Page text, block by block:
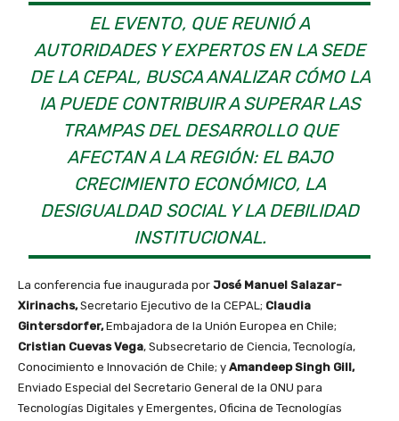
EL EVENTO, QUE REUNIÓ A
AUTORIDADES Y EXPERTOS EN LA SEDE
DE LA CEPAL, BUSCA ANALIZAR CÓMO LA
IA PUEDE CONTRIBUIR A SUPERAR LAS
TRAMPAS DEL DESARROLLO QUE
AFECTAN A LA REGIÓN: EL BAJO
CRECIMIENTO ECONÓMICO, LA
DESIGUALDAD SOCIAL Y LA DEBILIDAD
INSTITUCIONAL.
La conferencia fue inaugurada por José Manuel Salazar-
Xirinachs,Secretario Ejecutivo de la CEPAL; Claudia
Gintersdorfer,Embajadora de la Unión Europea en Chile;
Cristian Cuevas Vega, Subsecretario de Ciencia, Tecnología,
Conocimiento e Innovación de Chile; y Amandeep Singh Gill,
Enviado Especial del Secretario General de la ONU para
Tecnologías Digitales y Emergentes, Oficina de Tecnologías